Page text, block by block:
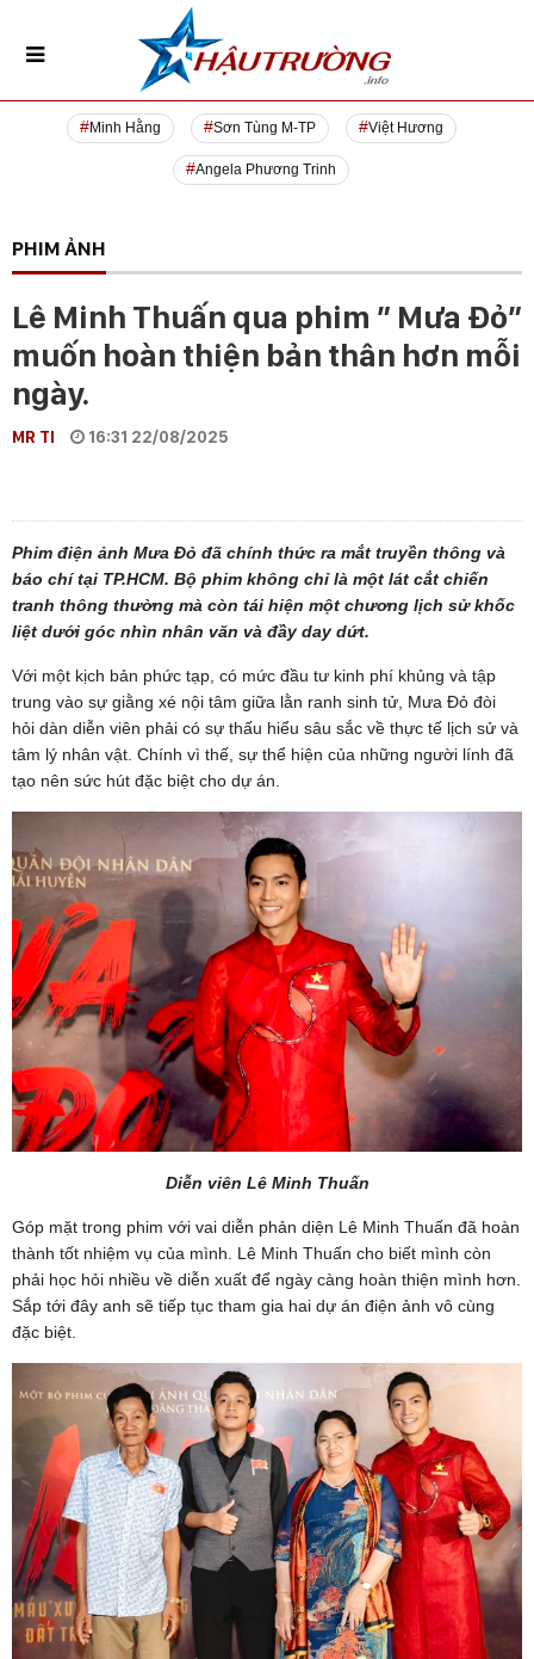
Minh Hằng Sơn Tùng M-TP Việt Hương
Angela Phương Trinh
PHIM ẢNH
Lê Minh Thuấn qua phim ” Mưa Đỏ”
muốn hoàn thiện bản thân hơn mỗi
ngày.
MR TI 16:31 22/08/2025
Phim điện ảnh Mưa Đỏ đã chính thức ra mắt truyền thông và
báo chí tại TP.HCM. Bộ phim không chỉ là một lát cắt chiến
tranh thông thường mà còn tái hiện một chương lịch sử khốc
liệt dưới góc nhìn nhân văn và đầy day dứt.
Với một kịch bản phức tạp, có mức đầu tư kinh phí khủng và tập
trung vào sự giằng xé nội tâm giữa lằn ranh sinh tử, Mưa Đỏ đòi
hỏi dàn diễn viên phải có sự thấu hiểu sâu sắc về thực tế lịch sử và
tâm lý nhân vật. Chính vì thế, sự thể hiện của những người lính đã
tạo nên sức hút đặc biệt cho dự án.
Diễn viên Lê Minh Thuấn
Góp mặt trong phim với vai diễn phản diện Lê Minh Thuấn đã hoàn
thành tốt nhiệm vụ của mình. Lê Minh Thuấn cho biết mình còn
phải học hỏi nhiều về diễn xuất để ngày càng hoàn thiện mình hơn.
Sắp tới đây anh sẽ tiếp tục tham gia hai dự án điện ảnh vô cùng
đặc biệt.